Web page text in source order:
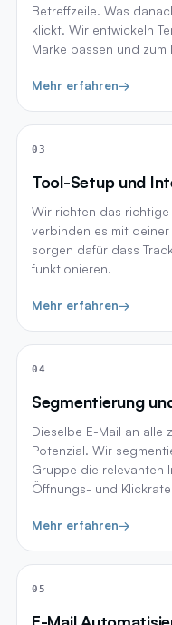
Betreffzeile. Was
klickt. Wir entwickeln
Marke passen und zum
Mehr erfahren→
03
Tool-Setup und
Wir richten das
verbinden es mit
sorgen dafür dass
funktionieren.
Mehr erfahren→
04
Segmentierung
Dieselbe E-Mail an alle
Potenzial. Wir
Gruppe die relevanten
Öffnungs- und
Mehr erfahren→
05
E-Mail